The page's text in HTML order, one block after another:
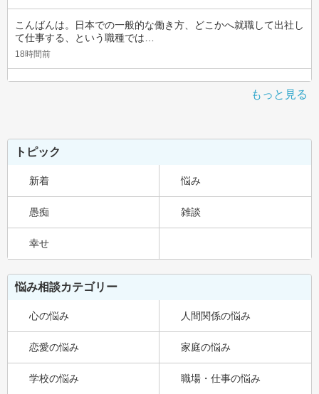
こんばんは。日本での一般的な働き方、どこかへ就職して出社し
て仕事する、という職種では…
18時間前
もっと見る
トピック
新着 悩み
愚痴 雑談
幸せ
悩み相談カテゴリー
心の悩み 人間関係の悩み
恋愛の悩み 家庭の悩み
学校の悩み 職場・仕事の悩み